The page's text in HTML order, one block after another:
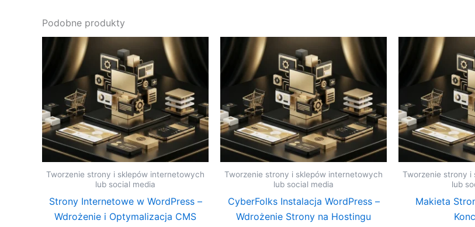
Podobne produkty
Tworzenie strony i sklepów internetowych
lub social media
Strony Internetowe w WordPress –
Wdrożenie i Optymalizacja CMS
Tworzenie strony i sklepów internetowych
lub social media
CyberFolks Instalacja WordPress –
Wdrożenie Strony na Hostingu
Tworzenie strony i
lub
Makieta